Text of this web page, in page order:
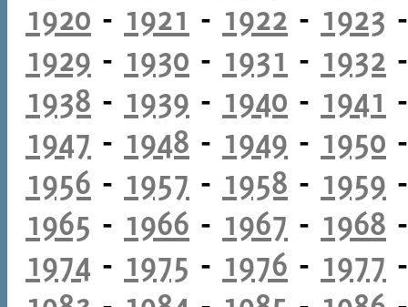
1920 - 1921 - 1922 - 1923
1929 - 1930 - 1931 - 1932
1938 - 1939 - 1940 - 1941
1947 - 1948 - 1949 - 1950
1956 - 1957 - 1958 - 1959
1965 - 1966 - 1967 - 1968
1974 - 1975 - 1976 - 1977